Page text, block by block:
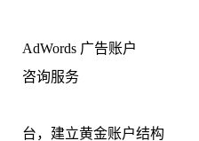
* 代理客户
AdWords 广告账户
咨询服务
* 代理客户
台，建立黄金账户结